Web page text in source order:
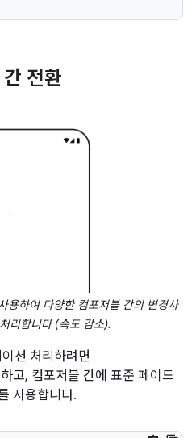
전환
하여 다양한 컴포저블 간의 변경사
리합니다 (속도 감소).
션 처리하려면
고, 컴포저블 간에 표준 페이드
사용합니다.